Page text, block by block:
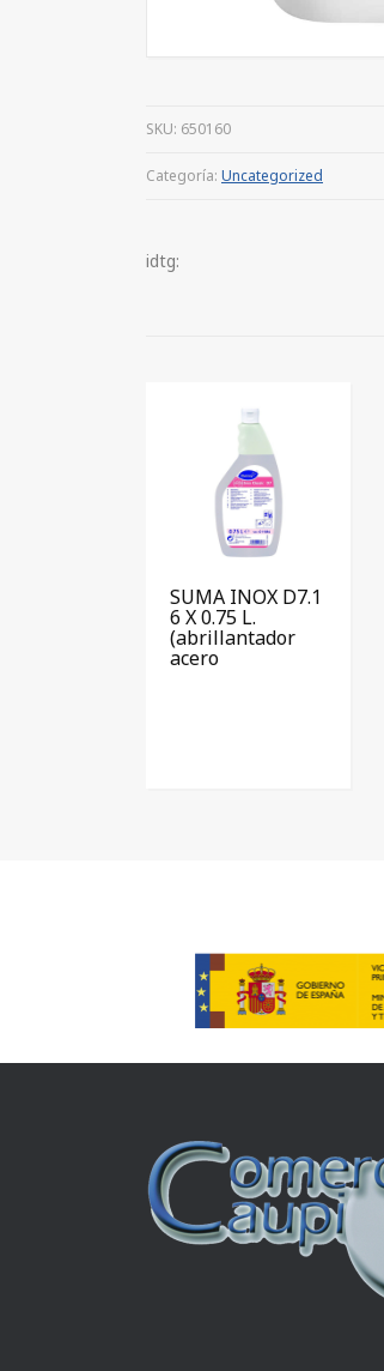
SKU: 650160
Categoría: Uncategorized
idtg:
SUMA INOX D7.1
6 X 0.75 L.
(abrillantador
acero